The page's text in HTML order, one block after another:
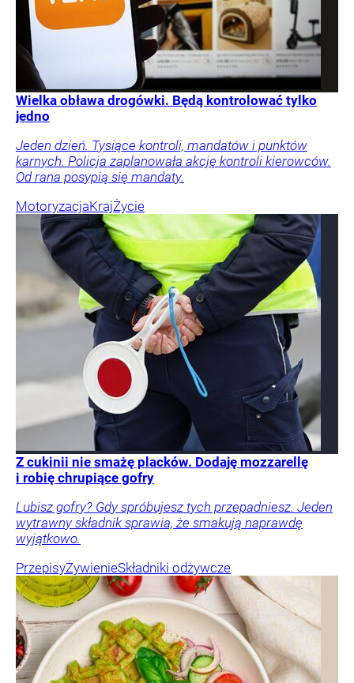
Wielka obława drogówki. Będą kontrolować tylko
jedno
Jeden dzień. Tysiące kontroli, mandatów i punktów
karnych. Policja zaplanowała akcję kontroli kierowców.
Od rana posypią się mandaty.
MotoryzacjaKrajŻycie
Z cukinii nie smażę placków. Dodaję mozzarellę
i robię chrupiące gofry
Lubisz gofry? Gdy spróbujesz tych przepadniesz. Jeden
wytrawny składnik sprawia, że smakują naprawdę
wyjątkowo.
PrzepisyŻywienieSkładniki odżywcze